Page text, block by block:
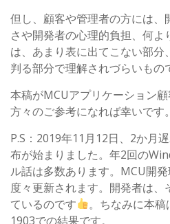
但し、顧客や管理者の方には、
さや開発者の心理的負担、何
は、あまり表に出てこない部分
判る部分で理解されづらいもの
本稿がMCUアプリケーション
方々のご参考になれば幸いです。
P.S：2019年11月12日、2か月
布が始まりました。年2回の
ル話は多数あります。MCU開
度々更新されます。開発者は、
ているのです
。ちなみに本
1903での結果です。